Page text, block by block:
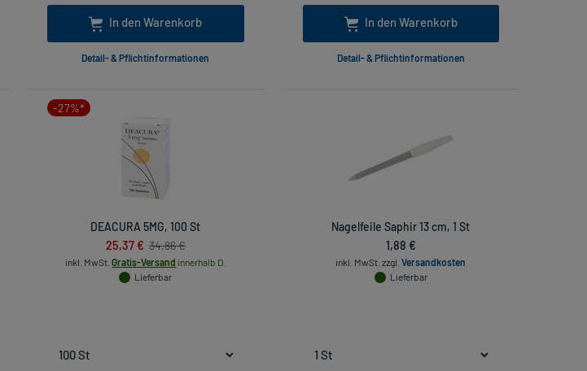
In den Warenkorb
Detail- & Pflichtinformationen
In den Warenkorb
Detail- & Pflichtinformationen
-27%*
DEACURA 5MG, 100 St
25,37 € 34,86 €
inkl. MwSt. Gratis-Versand innerhalb D.
Lieferbar
Nagelfeile Saphir 13 cm, 1 St
1,88 €
inkl. MwSt. zzgl.Versandkosten
Lieferbar